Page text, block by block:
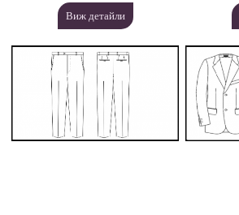
Виж детайли